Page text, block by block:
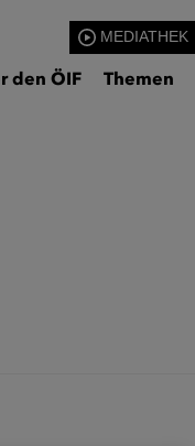
MEDIATHEK
den ÖIF Themen